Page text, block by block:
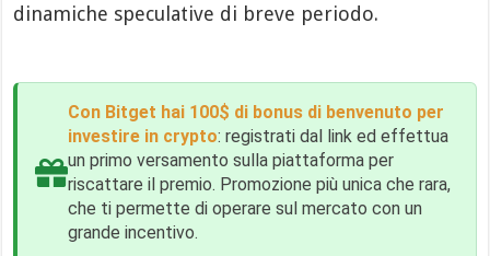
dinamiche speculative di breve periodo.
Con Bitget hai 100$ di bonus di benvenuto per
investire in crypto: registrati dal link ed effettua
un primo versamento sulla piattaforma per
riscattare il premio. Promozione più unica che rara,
che ti permette di operare sul mercato con un
grande incentivo.